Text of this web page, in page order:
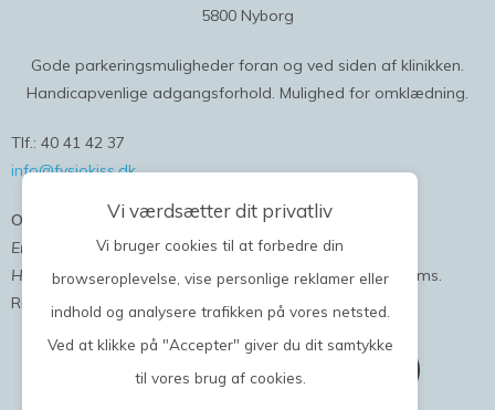
5800 Nyborg
Gode parkeringsmuligheder foran og ved siden af klinikken.
Handicapvenlige adgangsforhold. Mulighed for omklædning.
Tlf.: 40 41 42 37
info@fysiokiss.dk
Onlinebooking
Er du ny bruger; kan du oprette dig og bestille tid nu.
Har du været hos os allerede;vi sender dig en kode på sms.
Ring eller skriv gerne, hvis du ikke allerede har fået en.
Book online tider i klinikken her
Vi værdsætter dit privatliv
Vi bruger cookies til at forbedre din
browseroplevelse, vise personlige reklamer eller
indhold og analysere trafikken på vores netsted.
Ved at klikke på "Accepter" giver du dit samtykke
til vores brug af cookies.